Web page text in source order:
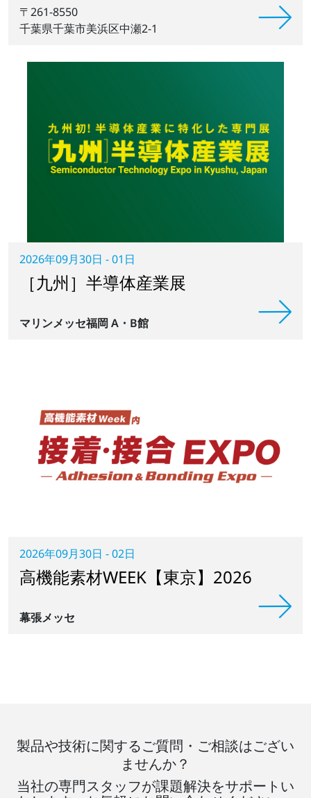
〒261-8550
千葉県千葉市美浜区中瀬2-1
2026年09月30日 - 01日
［九州］半導体産業展
マリンメッセ福岡 A・B館
2026年09月30日 - 02日
高機能素材WEEK【東京】2026
幕張メッセ
製品や技術に関するご質問・ご相談はござい
ませんか？
当社の専門スタッフが課題解決をサポートい